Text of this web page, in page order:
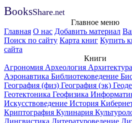
BooksShare.net
Главное меню
Главная О нас Добавить материал
Поиск по сайту Карта книг Купить
сайта
Книги
Агрономия Археология Архитектура
Аэронавтика Библиотековедение
География (физ) География (эк)
Геотектоника Геофизика
Искусствоведение История
Криптография Кулинария
Лингвистика Литературоведение